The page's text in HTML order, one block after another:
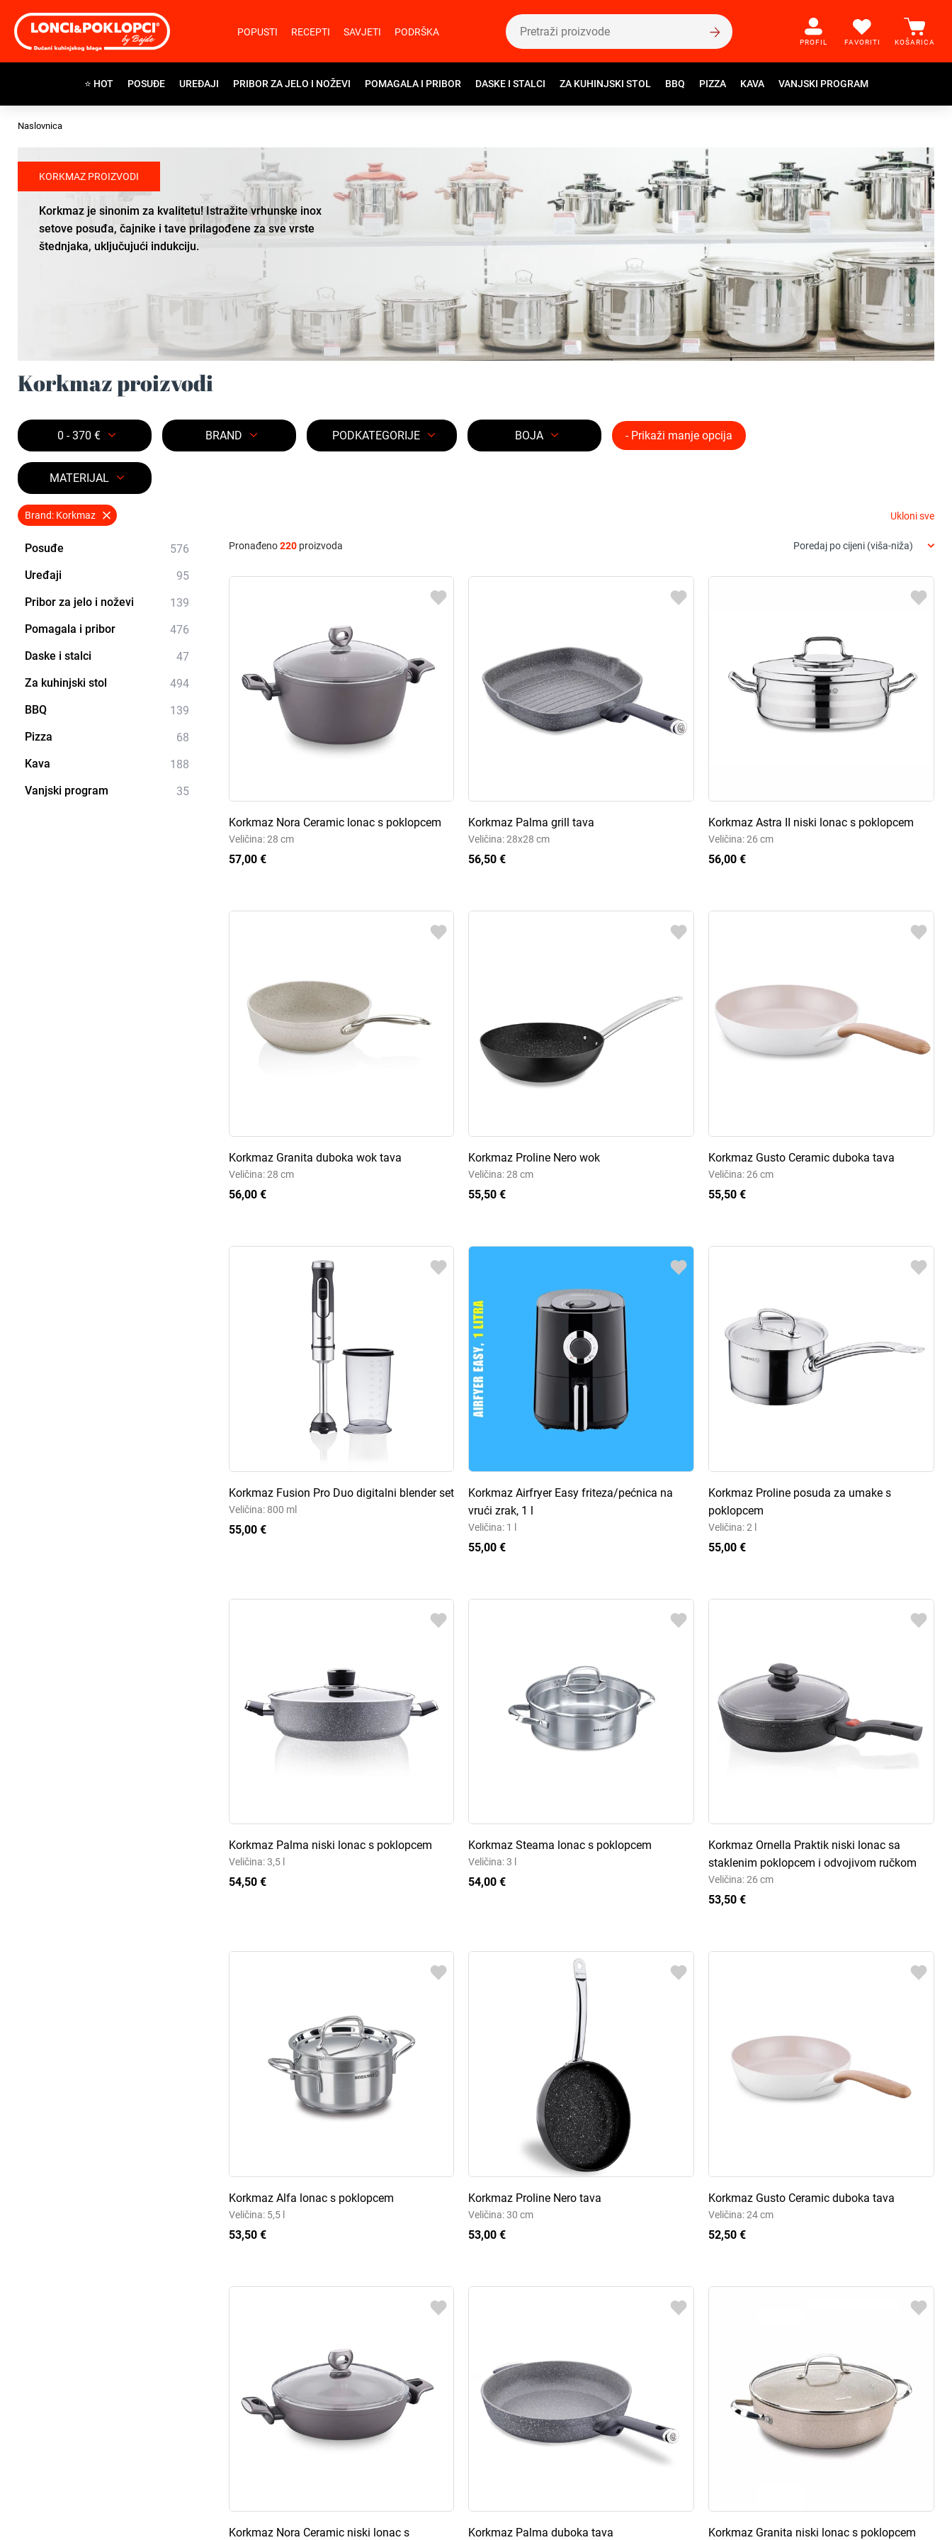
POPUSTI RECEPTI SAVJETI PODRŠKA
PROFIL FAVORITI KOŠARICA
⭐ HOT POSUĐE UREĐAJI PRIBOR ZA JELO I NOŽEVI POMAGALA I PRIBOR DASKE I STALCI ZA KUHINJSKI STOL BBQ PIZZA KAVA VANJSKI PROGRAM
Naslovnica
KORKMAZ PROIZVODI
Korkmaz je sinonim za kvalitetu! Istražite vrhunske inox
setove posuđa, čajnike i tave prilagođene za sve vrste
štednjaka, uključujući indukciju.
Korkmaz proizvodi
0 - 370 € BRAND PODKATEGORIJE BOJA - Prikaži manje opcija
MATERIJAL
Brand: Korkmaz Ukloni sve
Posuđe
576
Uređaji
95
Pribor za jelo i noževi
139
Pomagala i pribor
476
Daske i stalci
47
Za kuhinjski stol
494
BBQ
139
Pizza
68
Kava
188
Vanjski program
35
Pronađeno220proizvoda Poredaj po cijeni (viša-niža)
Korkmaz Nora Ceramic lonac s poklopcem
Veličina: 28 cm
57,00 €
Korkmaz Palma grill tava
Veličina: 28x28 cm
56,50 €
Korkmaz Astra II niski lonac s poklopcem
Veličina: 26 cm
56,00 €
Korkmaz Granita duboka wok tava
Veličina: 28 cm
56,00 €
Korkmaz Proline Nero wok
Veličina: 28 cm
55,50 €
Korkmaz Gusto Ceramic duboka tava
Veličina: 26 cm
55,50 €
Korkmaz Fusion Pro Duo digitalni blender set
Veličina: 800 ml
55,00 €
Korkmaz Airfryer Easy friteza/pećnica na
vrući zrak, 1 l
Veličina: 1 l
55,00 €
Korkmaz Proline posuda za umake s
poklopcem
Veličina: 2 l
55,00 €
Korkmaz Palma niski lonac s poklopcem
Veličina: 3,5 l
54,50 €
Korkmaz Steama lonac s poklopcem
Veličina: 3 l
54,00 €
Korkmaz Ornella Praktik niski lonac sa
staklenim poklopcem i odvojivom ručkom
Veličina: 26 cm
53,50 €
Korkmaz Alfa lonac s poklopcem
Veličina: 5,5 l
53,50 €
Korkmaz Proline Nero tava
Veličina: 30 cm
53,00 €
Korkmaz Gusto Ceramic duboka tava
Veličina: 24 cm
52,50 €
Korkmaz Nora Ceramic niski lonac s Korkmaz Palma duboka tava Korkmaz Granita niski lonac s poklopcem